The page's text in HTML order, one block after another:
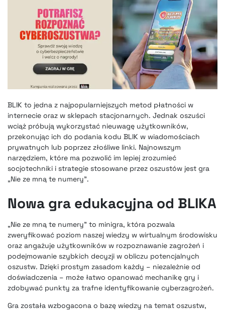
BLIK to jedna z najpopularniejszych metod płatności w
internecie oraz w sklepach stacjonarnych. Jednak oszuści
wciąż próbują wykorzystać nieuwagę użytkowników,
przekonując ich do podania kodu BLIK w wiadomościach
prywatnych lub poprzez złośliwe linki. Najnowszym
narzędziem, które ma pozwolić im lepiej zrozumieć
socjotechniki i strategie stosowane przez oszustów jest gra
„Nie ze mną te numery”.
Nowa gra edukacyjna od BLIKA
„Nie ze mną te numery” to minigra, która pozwala
zweryfikować poziom naszej wiedzy w wirtualnym środowisku
oraz angażuje użytkowników w rozpoznawanie zagrożeń i
podejmowanie szybkich decyzji w obliczu potencjalnych
oszustw. Dzięki prostym zasadom każdy – niezależnie od
doświadczenia – może łatwo opanować mechanikę gry i
zdobywać punkty za trafne identyfikowanie cyberzagrożeń.
Gra została wzbogacona o bazę wiedzy na temat oszustw,